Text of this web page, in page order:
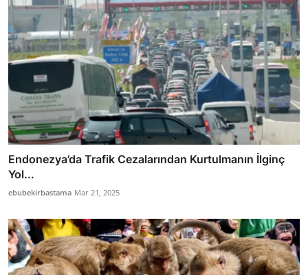
Endonezya’da Trafik Cezalarından Kurtulmanın İlginç
Yol...
ebubekirbastama Mar 21, 2025